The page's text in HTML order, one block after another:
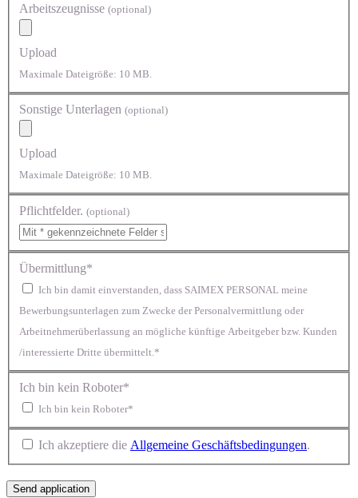
Arbeitszeugnisse (optional)
Upload
Maximale Dateigröße: 10 MB.
Sonstige Unterlagen (optional)
Upload
Maximale Dateigröße: 10 MB.
Pflichtfelder. (optional)
Übermittlung*
Ich bin damit einverstanden, dass SAIMEX PERSONAL meine
Bewerbungsunterlagen zum Zwecke der Personalvermittlung oder
Arbeitnehmerüberlassung an mögliche künftige Arbeitgeber bzw. Kunden
/interessierte Dritte übermittelt.*
Ich bin kein Roboter*
Ich bin kein Roboter*
Ich akzeptiere die Allgemeine Geschäftsbedingungen.